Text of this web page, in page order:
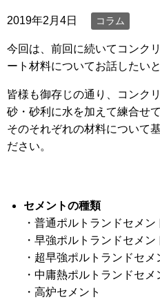
2019年2月4日 コラム
今回は、前回に続いてコンク
ート材料についてお話したい
皆様も御存じの通り、コンク
砂・砂利に水を加えて練合せ
そのそれぞれの材料について
ださい。
セメントの種類
・普通ポルトランドセメン
・早強ポルトランドセメン
・超早強ポルトランドセメ
・中庸熱ポルトランドセメ
・高炉セメント